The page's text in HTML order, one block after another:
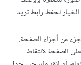
لحفظ رابط تريد
من أجزاء الصفحة.
الصفحة لالتقاط